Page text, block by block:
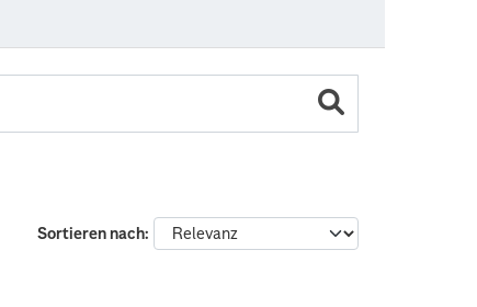
Sortieren nach